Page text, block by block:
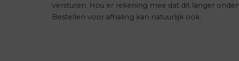
versturen. Hou er rekening mee dat dit langer
Bestellen voor afhaling kan natuurlijk ook.